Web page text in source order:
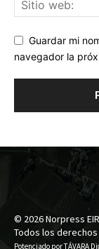
Guardar mi
navegador la
© 2026 Norpress
Todos los
Potenciado porTÁVARA